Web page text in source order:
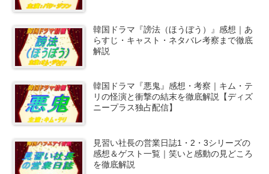
韓国ドラマ『謗法（ほうぼう）』感想｜あ
らすじ・キャスト・ネタバレ考察まで徹底
解説
韓国ドラマ『悪鬼』感想・考察｜キム・テ
リの怪演と衝撃の結末を徹底解説【ディズ
ニープラス独占配信】
見習い社長の営業日誌1・2・3シリーズの
感想＆ゲスト一覧｜笑いと感動の見どころ
を徹底解説